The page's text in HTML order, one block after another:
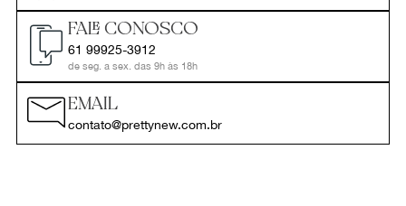
FALE CONOSCO
61 99925-3912
de seg. a sex. das 9h às 18h
EMAIL
contato@prettynew.com.br